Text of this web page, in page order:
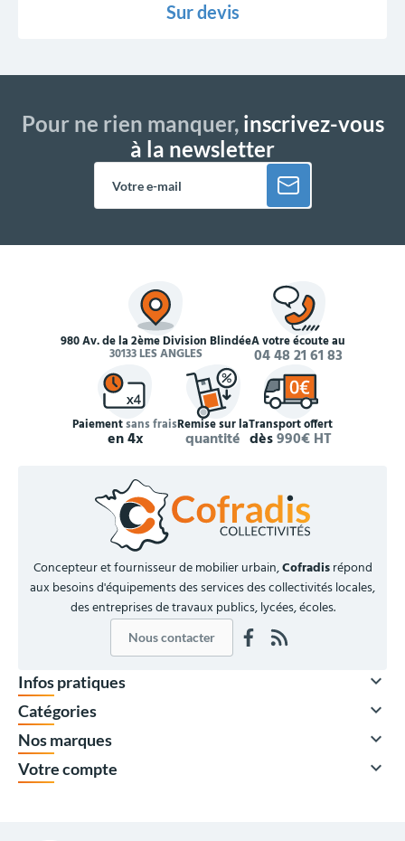
Sur devis
Pour ne rien manquer,inscrivez-vous
à la newsletter
980 Av. de la 2ème Division Blindée
30133 LES ANGLES
À votre écoute au
04 48 21 61 83
Paiementsans frais
en 4x
Remise sur la
quantité
Transport offert
dès990€ HT
Concepteur et fournisseur de mobilier urbain,Cofradisrépond
aux besoins d'équipements des services des collectivités locales,
des entreprises de travaux publics, lycées, écoles.
Nous contacter
Infos pratiques 
Catégories 
Nos marques 
Votre compte 